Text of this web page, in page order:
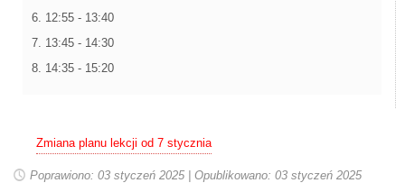
6. 12:55 - 13:40
7. 13:45 - 14:30
8. 14:35 - 15:20
Zmiana planu lekcji od 7 stycznia
Poprawiono: 03 styczeń 2025 | Opublikowano: 03 styczeń 2025